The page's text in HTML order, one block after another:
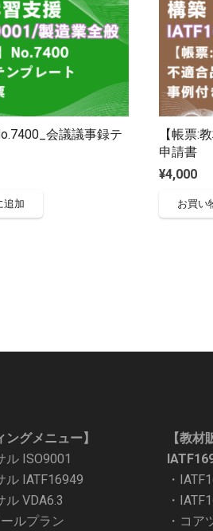
会議議事録テ
追加
【帳票:
申請書
¥4,000
お買い
ングメニュー】
ル ISO9001
ル IATF16949
ル VDA6.3
ルプラン
【教材
・
・
・ コア